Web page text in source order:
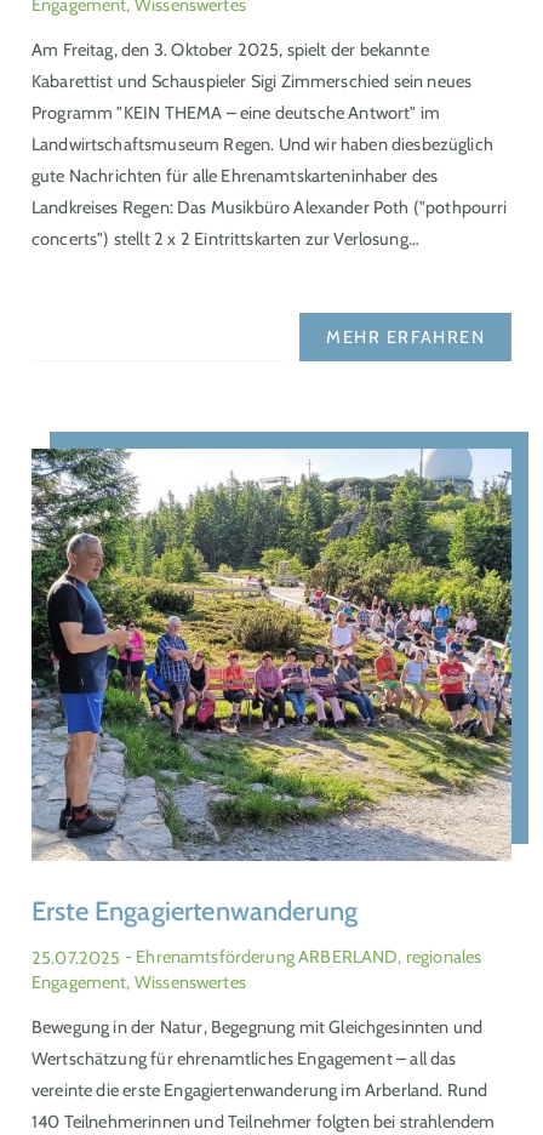
Engagement, Wissenswertes
Am Freitag, den 3. Oktober 2025, spielt der bekannte
Kabarettist und Schauspieler Sigi Zimmerschied sein neues
Programm "KEIN THEMA – eine deutsche Antwort" im
Landwirtschaftsmuseum Regen. Und wir haben diesbezüglich
gute Nachrichten für alle Ehrenamtskarteninhaber des
Landkreises Regen: Das Musikbüro Alexander Poth ("pothpourri
concerts") stellt 2 x 2 Eintrittskarten zur Verlosung…
MEHR ERFAHREN
Erste Engagiertenwanderung
25.07.2025 - Ehrenamtsförderung ARBERLAND, regionales
Engagement, Wissenswertes
Bewegung in der Natur, Begegnung mit Gleichgesinnten und
Wertschätzung für ehrenamtliches Engagement – all das
vereinte die erste Engagiertenwanderung im Arberland. Rund
140 Teilnehmerinnen und Teilnehmer folgten bei strahlendem